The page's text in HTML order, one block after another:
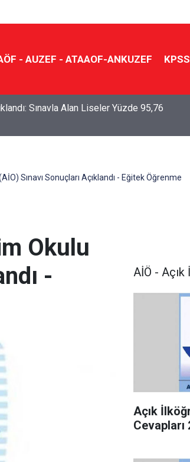
- AUZEF - ATAAOF-ANKUZEF KPSS
Sınavla Alan Liseler Yüzde 95,76
Sınavı Sonuçları Açıklandı - Eğitek Öğrenme
Okulu
-
AİÖ -
Açık